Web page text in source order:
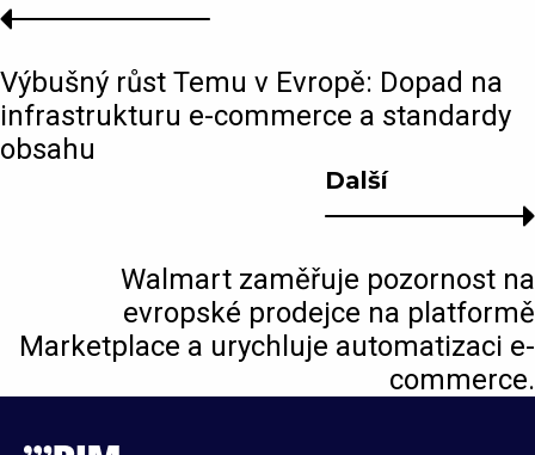
Další
Walmart zaměřuje pozornost na
evropské prodejce na platformě
Marketplace a urychluje automatizaci e-
commerce.
Výbušný růst Temu v Evropě: Dopad na
infrastrukturu e-commerce a standardy
obsahu